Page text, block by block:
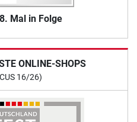
Mal in Folge
ONLINE-SHOPS
16/26)